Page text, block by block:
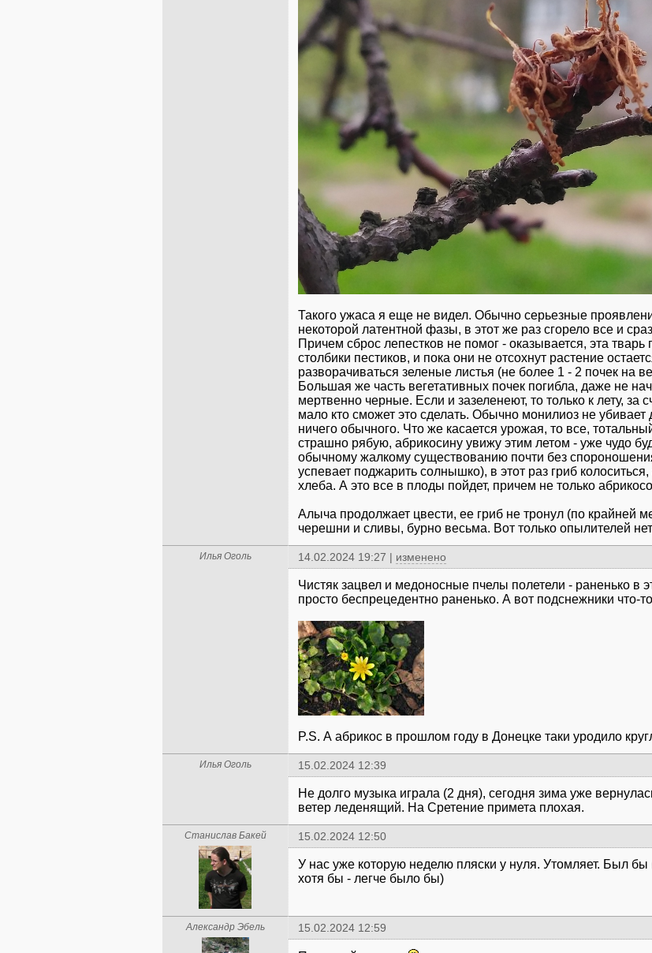
Такого ужаса я еще не видел. Обычно серьезные
некоторой латентной фазы, в этот же раз сгорело все и
Причем сброс лепестков не помог - оказывается, эта
столбики пестиков, и пока они не отсохнут растение
разворачиваться зеленые листья (не более 1 - 2 почек на
Большая же часть вегетативных почек погибла, даже не
мертвенно черные. Если и зазеленеют, то только к лету, за
мало кто сможет это сделать. Обычно монилиоз не
ничего обычного. Что же касается урожая, то все,
страшно рябую, абрикосину увижу этим летом - уже чудо
обычному жалкому существованию почти без
успевает поджарить солнышко), в этот раз гриб
хлеба. А это все в плоды пойдет, причем не только
Алыча продолжает цвести, ее гриб не тронул (по крайней
черешни и сливы, бурно весьма. Вот только опылителей
Илья Оголь 14.02.2024 19:27 | изменено
Чистяк зацвел и медоносные пчелы полетели - раненько в
просто беспрецедентно раненько. А вот подснежники что-
P.S. А абрикос в прошлом году в Донецке таки уродило
Илья Оголь 15.02.2024 12:39
Не долго музыка играла (2 дня), сегодня зима уже
ветер леденящий. На Сретение примета плохая.
Станислав Бакей 15.02.2024 12:50
У нас уже которую неделю пляски у нуля. Утомляет. Был бы
хотя бы - легче было бы)
Александр Эбель 15.02.2024 12:59